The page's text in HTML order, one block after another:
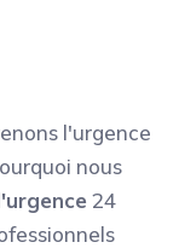
l'urgence
nous
24